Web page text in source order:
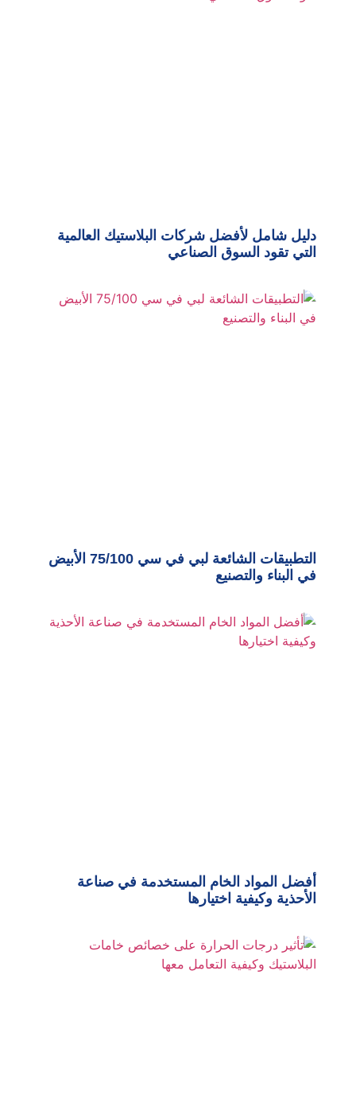
دليل شامل لأفضل شركات البلاستيك العالمية
التي تقود السوق الصناعي
التطبيقات الشائعة لبي في سي 75/100 الأبيض
في البناء والتصنيع
أفضل المواد الخام المستخدمة في صناعة
الأحذية وكيفية اختيارها